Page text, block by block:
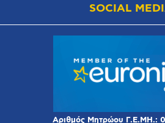
SOCIAL